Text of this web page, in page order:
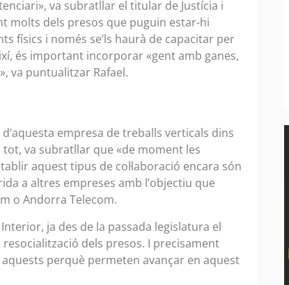
va subratllar el titular de Justícia i
molts dels presos que puguin estar-hi
físics i només se’ls haurà de capacitar per
és important incorporar «gent amb ganes,
va puntualitzar Rafael.
empresa de treballs verticals dins
va subratllar que «de moment les
aquest tipus de col·laboració encara són
a altres empreses amb l’objectiu que
o Andorra Telecom.
ja des de la passada legislatura el
dels presos. I precisament
perquè permeten avançar en aquest